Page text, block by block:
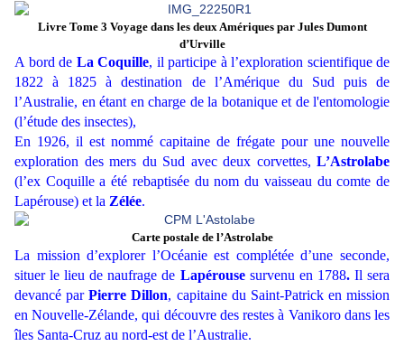
Livre Tome 3 Voyage dans les deux Amériques par Jules Dumont
d’Urville
A bord de La Coquille, il participe à l’exploration scientifique de
1822 à 1825 à destination de l’Amérique du Sud puis de
l’Australie, en étant en charge de la botanique et de l'entomologie
(l’étude des insectes),
En 1926, il est nommé capitaine de frégate pour une nouvelle
exploration des mers du Sud avec deux corvettes, L’Astrolabe
(l’ex Coquille a été rebaptisée du nom du vaisseau du comte de
Lapérouse) et la Zélée.
Carte postale de l’Astrolabe
La mission d’explorer l’Océanie est complétée d’une seconde,
situer le lieu de naufrage de Lapérouse survenu en 1788. Il sera
devancé parPierre Dillon, capitaine du Saint-Patrick en mission
en Nouvelle-Zélande, qui découvre des restes à Vanikoro dans les
îles Santa-Cruz au nord-est de l’Australie.